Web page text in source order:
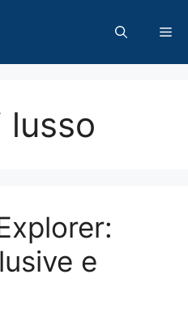
lusso
e